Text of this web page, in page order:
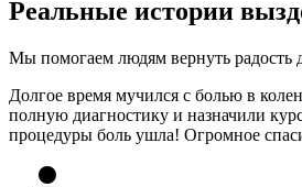
Реальные истории
Мы помогаем людям вернуть радость
Долгое время мучился с болью в
полную диагностику и назначили
процедуры боль ушла! Огромное